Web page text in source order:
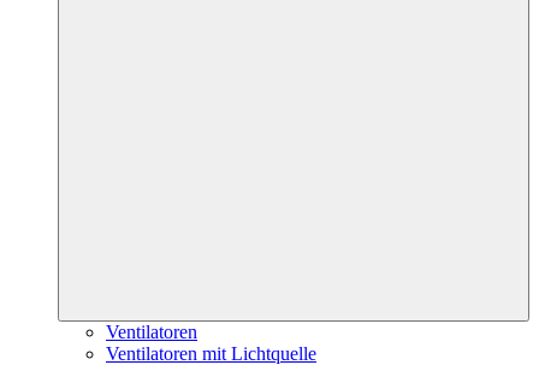
Ventilatoren
Ventilatoren mit Lichtquelle